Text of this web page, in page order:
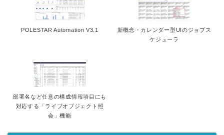
POLESTAR Automation V3.1
新概念・カレンダー型UIのジョブス
ケジューラ
部署名など任意の構成情報項目にも
対応する「ライブオブジェクト照
会」機能